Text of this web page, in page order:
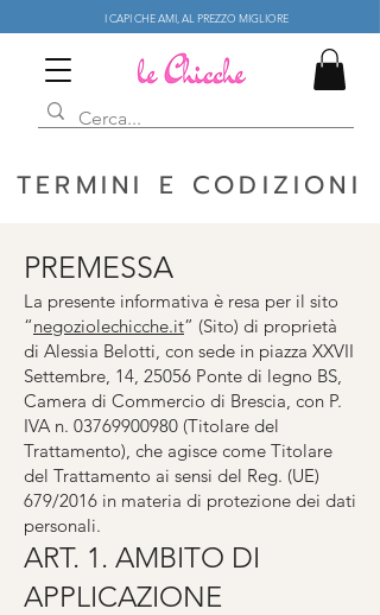
I CAPI CHE AMI, AL PREZZO MIGLIORE
TERMINI E CODIZIONI
PREMESSA
La presente informativa è resa per il sito
“negoziolechicche.it” (Sito) di proprietà
di Alessia Belotti, con sede in piazza XXVII
Settembre, 14, 25056 Ponte di legno BS,
Camera di Commercio di Brescia, con P.
IVA n. 03769900980 (Titolare del
Trattamento), che agisce come Titolare
del Trattamento ai sensi del Reg. (UE)
679/2016 in materia di protezione dei dati
personali.
ART. 1. AMBITO DI
APPLICAZIONE